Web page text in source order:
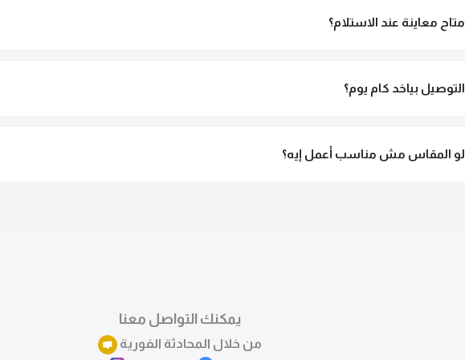
متاح معاينة عند الاستلام؟
التوصيل بياخد كام يوم؟
لو المقاس مش مناسب أعمل إيه؟
يمكنك التواصل معنا
من خلال المحادثة الفورية